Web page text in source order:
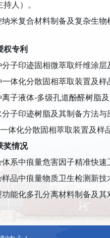
人）。
纳米复合材料制备及复杂生
权专利
分子印迹固相微萃取纤维涂
一体化分散固相萃取装置及
离子液体-多级孔道酚醛树脂
分子印迹树脂及其制备方法
体化分散固相萃取装置及样
奖情况
体系中痕量危害因子精准快
样品中痕量物质卫生检测新
功能化多孔分离材料制备及